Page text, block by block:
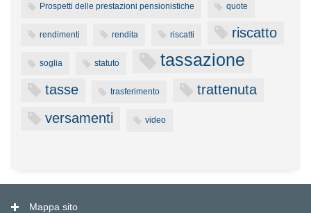
Prospetti delle prestazioni pensionistiche quote
rendimenti rendita riscatti riscatto
soglia statuto tassazione
tasse trasferimento
trattenuta
versamenti
video
Mappa sito